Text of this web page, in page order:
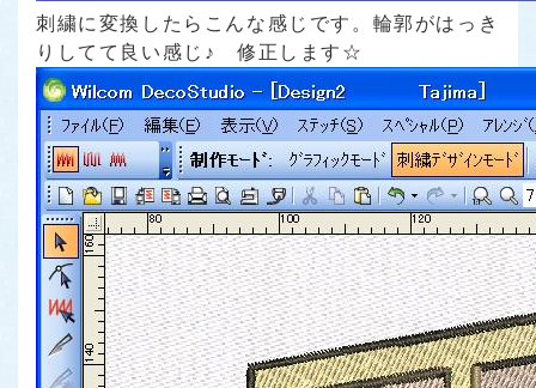
刺繍に変換したらこんな感じです。輪郭がはっき
りしてて良い感じ♪ 修正します☆